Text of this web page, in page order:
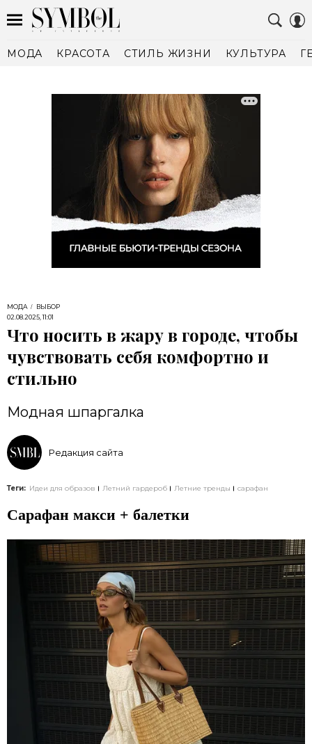
МОДА КРАСОТА СТИЛЬ ЖИЗНИ КУЛЬТУРА
МОДА
ВЫБОР
02.08.2025, 11:01
Что носить в жару в городе, чтобы
чувствовать себя комфортно и
стильно
Модная шпаргалка
Редакция сайта
Теги: Идеи для образов Летний гардероб Летние тренды сарафан
Сарафан макси + балетки